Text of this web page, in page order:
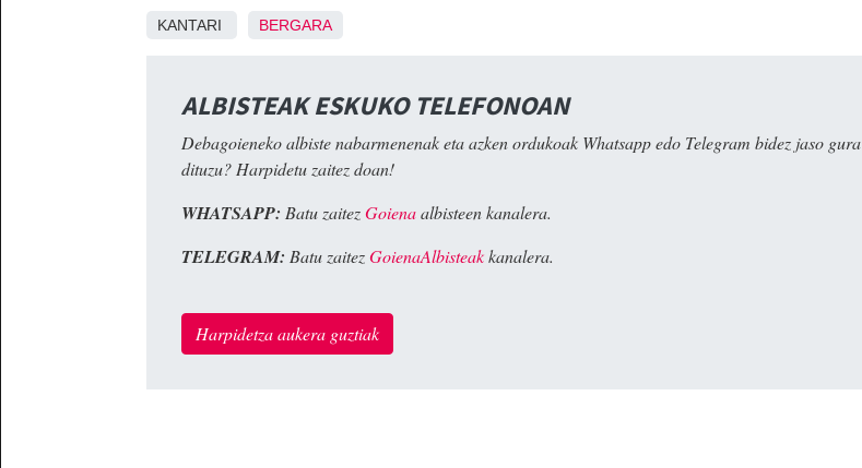
KANTARI BERGARA
ALBISTEAK ESKUKO TELEFONOAN
Debagoieneko albiste nabarmenenak eta azken ordukoak Whatsapp edo Telegram bidez jaso gura
dituzu? Harpidetu zaitez doan!
WHATSAPP: Batu zaitezGoienaalbisteen kanalera.
TELEGRAM: Batu zaitezGoienaAlbisteakkanalera.
Harpidetza aukera guztiak